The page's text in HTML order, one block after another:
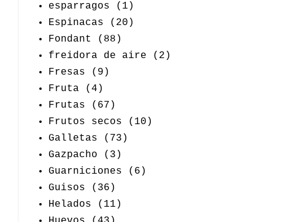
esparragos
(1)
Espinacas
(20)
Fondant
(88)
freidora de aire
(2)
Fresas
(9)
Fruta
(4)
Frutas
(67)
Frutos secos
(10)
Galletas
(73)
Gazpacho
(3)
Guarniciones
(6)
Guisos
(36)
Helados
(11)